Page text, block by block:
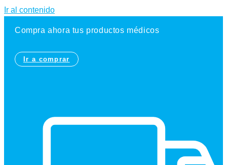
Ir al contenido
Compra ahora tus productos médicos
Ir a comprar